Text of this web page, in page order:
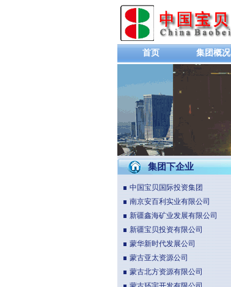
首页 集团概况
集团下企业
中国宝贝国际投资集团
南京安百利实业有限公司
新疆鑫海矿业发展有限公司
新疆宝贝投资有限公司
蒙华新时代发展公司
蒙古亚太资源公司
蒙古北方资源有限公司